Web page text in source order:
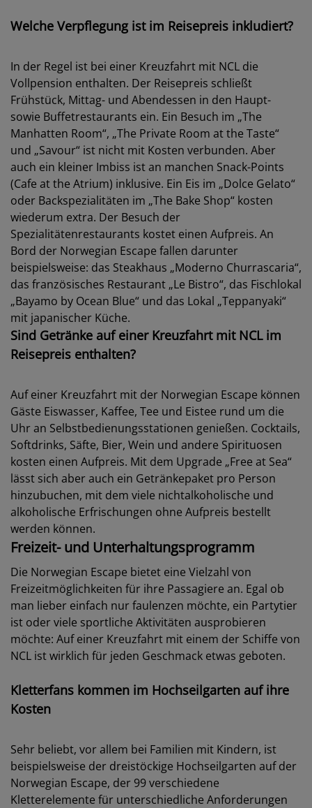
Welche Verpflegung ist im Reisepreis inkludiert?
In der Regel ist bei einer Kreuzfahrt mit NCL die
Vollpension enthalten. Der Reisepreis schließt
Frühstück, Mittag- und Abendessen in den Haupt-
sowie Buffetrestaurants ein. Ein Besuch im „The
Manhatten Room“, „The Private Room at the Taste“
und „Savour“ ist nicht mit Kosten verbunden. Aber
auch ein kleiner Imbiss ist an manchen Snack-Points
(Cafe at the Atrium) inklusive. Ein Eis im „Dolce Gelato“
oder Backspezialitäten im „The Bake Shop“ kosten
wiederum extra. Der Besuch der
Spezialitätenrestaurants kostet einen Aufpreis. An
Bord der Norwegian Escape fallen darunter
beispielsweise: das Steakhaus „Moderno Churrascaria“,
das französisches Restaurant „Le Bistro“, das Fischlokal
„Bayamo by Ocean Blue“ und das Lokal „Teppanyaki“
mit japanischer Küche.
Sind Getränke auf einer Kreuzfahrt mit NCL im
Reisepreis enthalten?
Auf einer Kreuzfahrt mit der Norwegian Escape können
Gäste Eiswasser, Kaffee, Tee und Eistee rund um die
Uhr an Selbstbedienungsstationen genießen. Cocktails,
Softdrinks, Säfte, Bier, Wein und andere Spirituosen
kosten einen Aufpreis. Mit dem Upgrade „Free at Sea“
lässt sich aber auch ein Getränkepaket pro Person
hinzubuchen, mit dem viele nichtalkoholische und
alkoholische Erfrischungen ohne Aufpreis bestellt
werden können.
Freizeit- und Unterhaltungsprogramm
Die Norwegian Escape bietet eine Vielzahl von
Freizeitmöglichkeiten für ihre Passagiere an. Egal ob
man lieber einfach nur faulenzen möchte, ein Partytier
ist oder viele sportliche Aktivitäten ausprobieren
möchte: Auf einer Kreuzfahrt mit einem der Schiffe von
NCL ist wirklich für jeden Geschmack etwas geboten.
Kletterfans kommen im Hochseilgarten auf ihre
Kosten
Sehr beliebt, vor allem bei Familien mit Kindern, ist
beispielsweise der dreistöckige Hochseilgarten auf der
Norwegian Escape, der 99 verschiedene
Kletterelemente für unterschiedliche Anforderungen